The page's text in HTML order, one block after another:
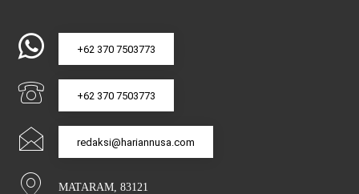
+62 370 7503773
+62 370 7503773
redaksi@hariannusa.com
MATARAM, 83121